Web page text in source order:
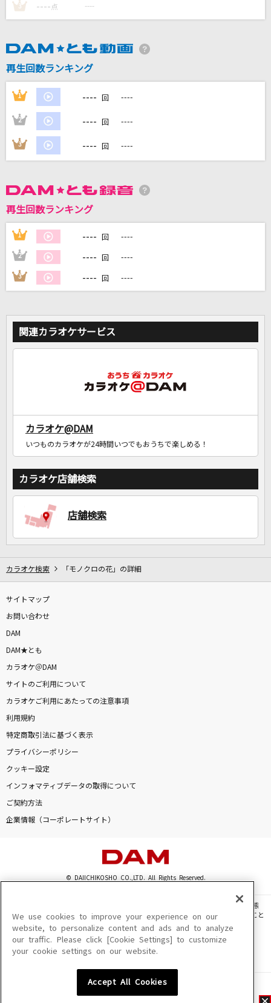
[生音]最後の雨
[生音]ドライフラワー
優里
DAMの新曲・ランキングなど
DAMに会員登録・ログインして
カラオケをもっと楽しもう！
3 ---- 点 ----
再生回数ランキング
1 ---- 回 ----
2 ---- 回 ----
3 ---- 回 ----
再生回数ランキング
1 ---- 回 ----
2 ---- 回 ----
3 ---- 回 ----
関連カラオケサービス
カラオケ@DAM
いつものカラオケが24時間いつでもおうちで楽しめる！
カラオケ店舗検索
店舗検索
カラオケ検索 「モノクロの花」の詳細
サイトマップ
お問い合わせ
DAM
DAM★とも
カラオケ＠DAM
サイトのご利用について
カラオケご利用にあたっての注意事項
利用規約
特定商取引法に基づく表示
プライバシーポリシー
クッキー設定
インフォマティブデータの取得について
ご契約方法
企業情報（コーポレートサイト）
© DAIICHIKOSHO CO.,LTD. All Rights Reserved.
このサイトに掲載されている一切の文章・画像・写真・動画・音声等を、手段や形態
を問わず、著作権法の定める範囲を超えて無断で複製、転載、ファイル化などすること
を禁じます。
楽曲及びコンテンツは、機種によりご利用いただけない場合があります。
楽曲及びコンテンツの配信日、配信内容が変更になる場合があります。
We use cookies to improve your experience on our
website, to personalize content and ads and to analyze
our traffic. Please click [Cookie Settings] to customize
your cookie settings on our website.
Accept All Cookies